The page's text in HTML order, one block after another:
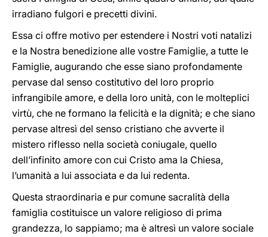
irradiano fulgori e precetti divini.
Essa ci offre motivo per estendere i Nostri voti natalizi
e la Nostra benedizione alle vostre Famiglie, a tutte le
Famiglie, augurando che esse siano profondamente
pervase dal senso costitutivo del loro proprio
infrangibile amore, e della loro unità, con le molteplici
virtù, che ne formano la felicità e la dignità; e che siano
pervase altresì del senso cristiano che avverte il
mistero riflesso nella società coniugale, quello
dell’infinito amore con cui Cristo ama la Chiesa,
l’umanità a lui associata e da lui redenta.
Questa straordinaria e pur comune sacralità della
famiglia costituisce un valore religioso di prima
grandezza, lo sappiamo; ma è altresì un valore sociale